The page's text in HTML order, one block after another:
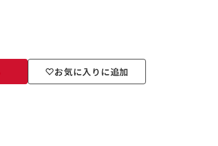
お気に入りに追加